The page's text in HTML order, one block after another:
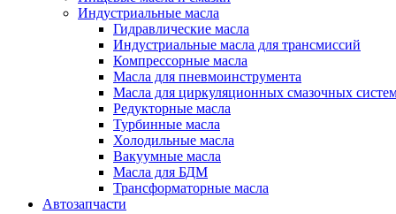
Индустриальные масла
Гидравлические масла
Индустриальные масла для трансмиссий
Компрессорные масла
Масла для пневмоинструмента
Масла для циркуляционных смазочных
Редукторные масла
Турбинные масла
Холодильные масла
Вакуумные масла
Масла для БДМ
Трансформаторные масла
Автозапчасти